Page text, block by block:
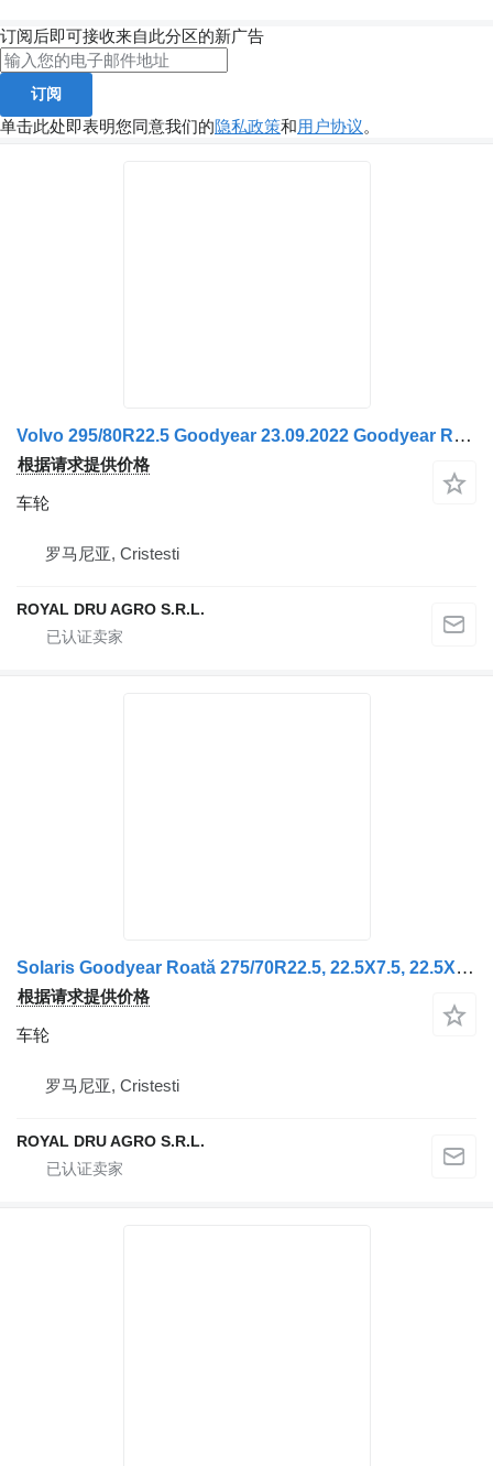
订阅后即可接收来自此分区的新广告
订阅
单击此处即表明您同意我们的隐私政策和用户协议。
Volvo 295/80R22.5 Goodyear 23.09.2022 Goodyear Roată
根据请求提供价格
车轮
罗马尼亚, Cristesti
ROYAL DRU AGRO S.R.L.
Solaris Goodyear Roată 275/70R22.5, 22.5X7.5, 22.5X8.25
根据请求提供价格
车轮
罗马尼亚, Cristesti
ROYAL DRU AGRO S.R.L.